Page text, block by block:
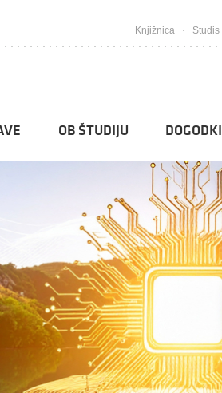
Knjižnica Studis
OB ŠTUDIJU DOGODKI